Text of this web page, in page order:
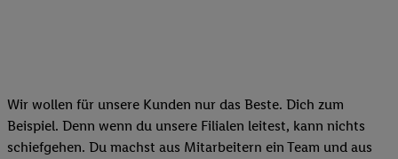
Wir wollen für unsere Kunden nur das Beste. Dich zum
Beispiel. Denn wenn du unsere Filialen leitest, kann nichts
schiefgehen. Du machst aus Mitarbeitern ein Team und aus